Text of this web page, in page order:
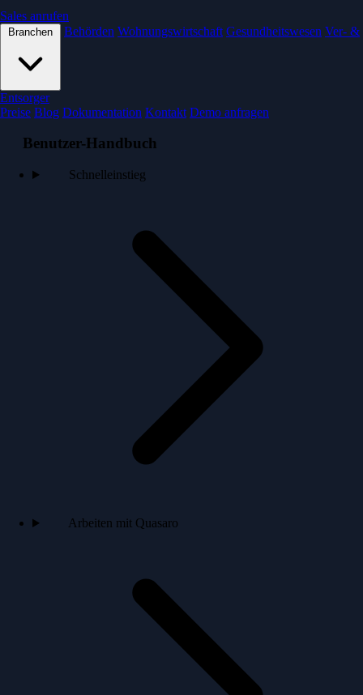
Sales anrufen
Behörden Wohnungswirtschaft Gesundheitswesen Ver- &
Entsorger
Preise Blog Dokumentation Kontakt Demo anfragen
Benutzer-Handbuch
Schnelleinstieg
Arbeiten mit Quasaro